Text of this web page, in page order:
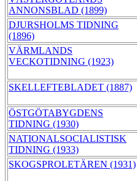
ANNONSBLAD (1899)
DJURSHOLMS TIDNING
(1896)
VÄRMLANDS
VECKOTIDNING (1923)
SKELLEFTEBLADET (1887)
ÖSTGÖTABYGDENS
TIDNING (1930)
NATIONALSOCIALISTISK
TIDNING (1933)
SKOGSPROLETÄREN (1931)